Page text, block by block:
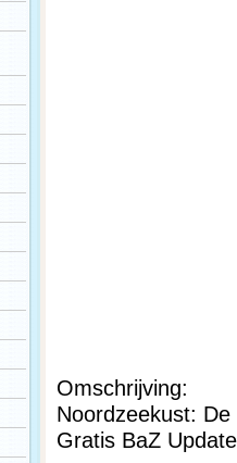
Omschrijving:
Noordzeekust:
Gratis BaZ